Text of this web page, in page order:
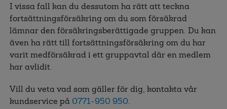
I vissa fall kan du dessutom ha rätt att teckna
fortsättningsförsäkring om du som försäkrad
lämnar den försäkringsberättigade gruppen. Du kan
även ha rätt till fortsättningsförsäkring om du har
varit medförsäkrad i ett gruppavtal där en medlem
har avlidit.
Vill du veta vad som gäller för dig, kontakta vår
kundservice på 0771-950 950.